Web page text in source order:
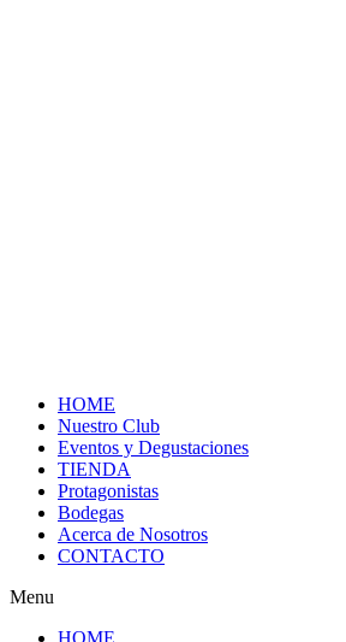
HOME
Nuestro Club
Eventos y Degustaciones
TIENDA
Protagonistas
Bodegas
Acerca de Nosotros
CONTACTO
Menu
HOME